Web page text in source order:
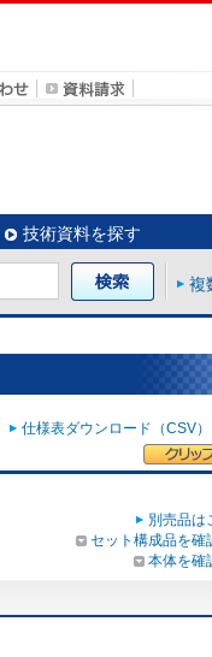
技術資料を探す
複
仕様表ダウンロード（CSV
別売品は
セット構成品を確
本体を確